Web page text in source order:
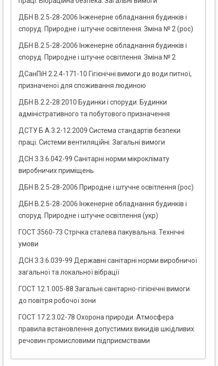
ДБН В.2.5-28-2006 Інженерне обладнання будинків і
споруд. Природне і штучне освітлення. Зміна № 2 (рос)
ДБН В.2.5-28-2006 Інженерне обладнання будинків і
споруд. Природне і штучне освітлення. Зміна № 2
ДСанПіН 2.2.4-171-10 Гігієнічні вимоги до води питної,
призначеної для споживання людиною
ДБН В.2.2-28:2010 Будинки і споруди. Будинки
адміністративного та побутового призначення
ДСТУ Б А.3.2-12:2009 Система стандартів безпеки
праці. Системи вентиляційні. Загальні вимоги
ДСН 3.3.6.042-99 Санітарні норми мікроклімату
виробничих приміщень
ДБН В.2.5-28-2006 Природне і штучне освітлення (рос)
ДБН В.2.5-28-2006 Інженерне обладнання будинків і
споруд. Природне і штучне освітлення (укр)
ГОСТ 3560-73 Стрічка сталева пакувальна. Технічні
умови
ДСН 3.3.6.039-99 Державні санітарні норми виробничої
загальної та локальної вібрації
ГОСТ 12.1.005-88 Загальні санітарно-гігієнічні вимоги
до повітря робочої зони
ГОСТ 17.2.3.02-78 Охорона природи. Атмосфера
правила встановлення допустимих викидів шкідливих
речовин промисловими підприємствами